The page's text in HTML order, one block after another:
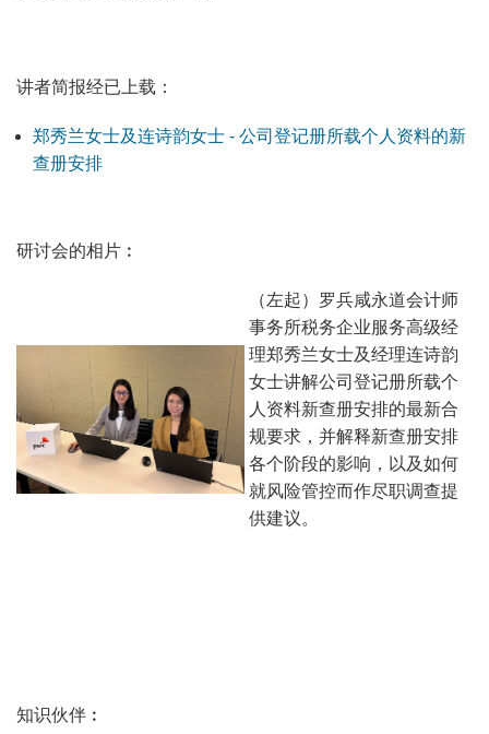
讲者简报经已上载：
郑秀兰女士及连诗韵女士 - 公司登记册所载个人资料的新
查册安排
研讨会的相片︰
（左起）罗兵咸永道会计师
事务所税务企业服务高级经
理郑秀兰女士及经理连诗韵
女士讲解公司登记册所载个
人资料新查册安排的最新合
规要求，并解释新查册安排
各个阶段的影响，以及如何
就风险管控而作尽职调查提
供建议。
知识伙伴︰